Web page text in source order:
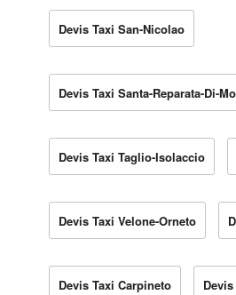
Devis Taxi San-Nicolao
Devis Taxi Santa-Reparata-Di-
Devis Taxi Taglio-Isolaccio
Devis Taxi Velone-Orneto
Devis Taxi Carpineto